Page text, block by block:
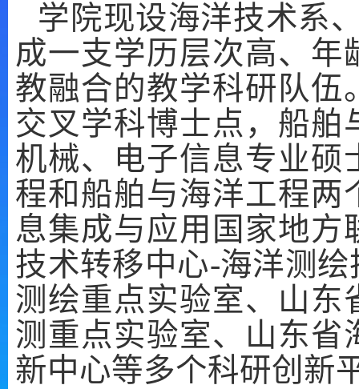
学院现设海洋技术系
成一支学历层次高、年
教融合的教学科研队伍
交叉学科博士点，船舶
机械、电子信息专业硕
程和船舶与海洋工程两
息集成与应用国家地方
技术转移中心-海洋测
测绘重点实验室、山东
测重点实验室、山东省
新中心等多个科研创新